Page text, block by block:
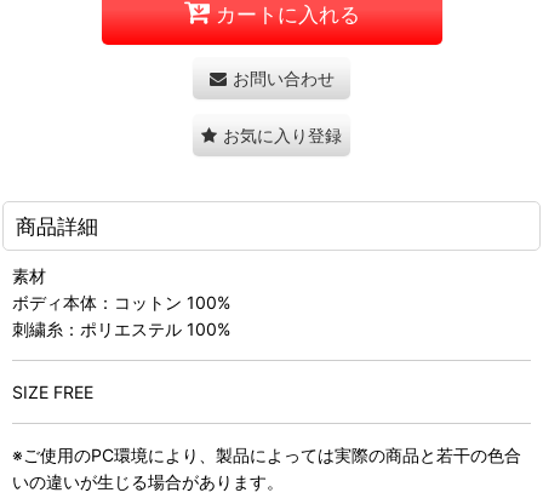
カートに入れる
お問い合わせ
お気に入り登録
商品詳細
素材
ボディ本体：コットン 100%
刺繍糸：ポリエステル 100%
SIZE FREE
※ご使用のPC環境により、製品によっては実際の商品と若干の色合
いの違いが生じる場合があります。